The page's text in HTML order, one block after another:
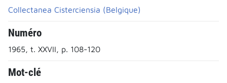
Collectanea Cisterciensia (Belgique)
Numéro
1965, t. XXVII, p. 108-120
Mot-clé